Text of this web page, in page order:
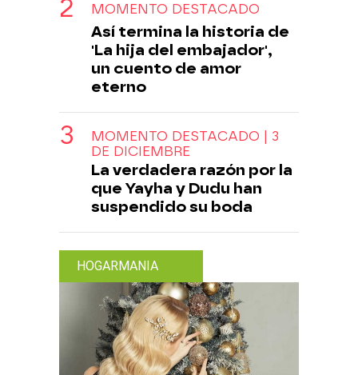
MOMENTO DESTACADO
Así termina la historia de
'La hija del embajador',
un cuento de amor
eterno
MOMENTO DESTACADO | 3
DE DICIEMBRE
La verdadera razón por la
que Yayha y Dudu han
suspendido su boda
HOGARMANIA